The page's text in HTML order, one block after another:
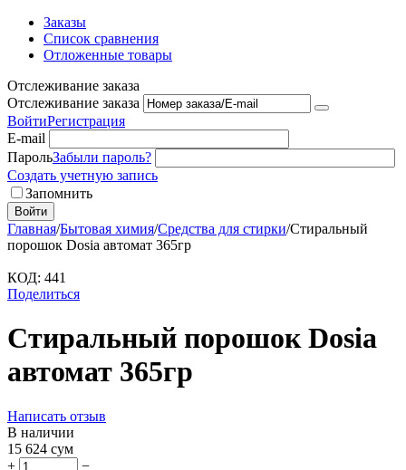
Заказы
Список сравнения
Отложенные товары
Отслеживание заказа
Отслеживание заказа
ВойтиРегистрация
E-mail
ПарольЗабыли пароль?
Создать учетную запись
Запомнить
Войти
Главная/Бытовая химия/Средства для стирки/Стиральный
порошок Dosia автомат 365гр
КОД: 441
Поделиться
Стиральный порошок Dosia
автомат 365гр
Написать отзыв
В наличии
15 624 сум
+
−